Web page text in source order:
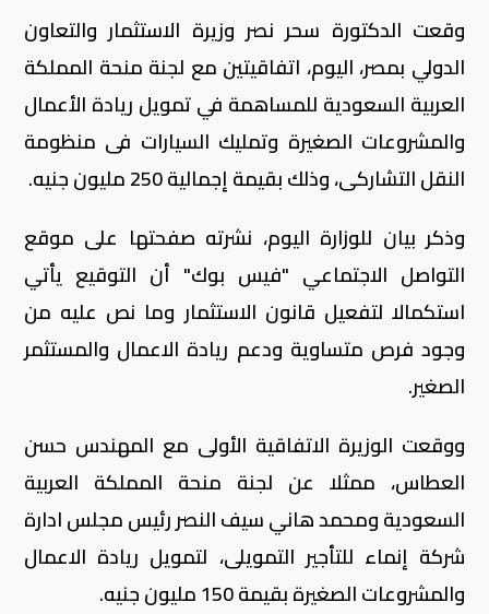
وقعت الدكتورة سحر نصر وزيرة الاستثمار والتعاون
الدولي بمصر، اليوم، اتفاقيتين مع لجنة منحة المملكة
العربية السعودية للمساهمة في تمويل ريادة الأعمال
والمشروعات الصغيرة وتمليك السيارات فى منظومة
النقل التشاركى، وذلك بقيمة إجمالية 250 مليون جنيه.
وذكر بيان للوزارة اليوم، نشرته صفحتها على موقع
التواصل الاجتماعي "فيس بوك" أن التوقيع يأتي
استكمالا لتفعيل قانون الاستثمار وما نص عليه من
وجود فرص متساوية ودعم ريادة الاعمال والمستثمر
الصغير.
ووقعت الوزيرة الاتفاقية الأولى مع المهندس حسن
العطاس، ممثلا عن لجنة منحة المملكة العربية
السعودية ومحمد هاني سيف النصر رئيس مجلس ادارة
شركة إنماء للتأجير التمويلى، لتمويل ريادة الاعمال
والمشروعات الصغيرة بقيمة 150 مليون جنيه.